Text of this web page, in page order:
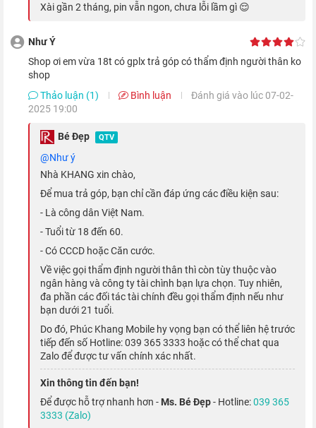
iPhone 13 Pro Max 128GB
A15 Bionic, với khả năng xử lý CPU và GPU mạnh hơn đến 50%
so với các chipsetsmartphone khác trên thị trường. Qua đó
giúp mọi tác vụ phức tạp đều được xử lý trong chớp mắt, ứng
dụng nặng hay game có đồ họa cao chỉ là 'chuyện nhỏ'.
Không chỉ mang đến tốc độ cao, A15 Bionic còn tích hợp bộ
xử lý hình ảnh mới ISP; bảo mật an toàn dữ liệu Face ID, các
thông tin cá nhân; hỗ trợ trí tuệ nhân tạo với 15,8 nghìn tỉ phép
tính mỗi giây, cho phép chạy các tính năng như Cinematic hay
Smart HDR 4 trơn tru và ổn định.
xài gần 2 tháng, pin vẫn ngon, chưa lỗi lầm gì 😌
Như Ý
Shop ơi em vừa 18t có gplx trả góp có thẩm định người thân ko
shop
Thảo luận (1)
Bình luận
Đánh giá vào lúc 07-02-
2025 19:00
Bé Đẹp QTV
@Như ý
Nhà KHANG xin chào,
Để mua trả góp, bạn chỉ cần đáp ứng các điều kiện sau:
- Là công dân Việt Nam.
- Tuổi từ 18 đến 60.
- Có CCCD hoặc Căn cước.
Về việc gọi thẩm định người thân thì còn tùy thuộc vào
ngân hàng và công ty tài chình bạn lựa chọn. Tuy nhiên,
đa phần các đối tác tài chính đều gọi thẩm định nếu như
bạn dưới 21 tuổi.
Do đó, Phúc Khang Mobile hy vọng bạn có thể liên hệ trước
tiếp đến số Hotline: 039 365 3333 hoặc có thể chat qua
Zalo để được tư vấn chính xác nhất.
Xin thông tin đến bạn!
Để được hỗ trợ nhanh hơn - Ms. Bé Đẹp- Hotline:039 365
3333 (Zalo)